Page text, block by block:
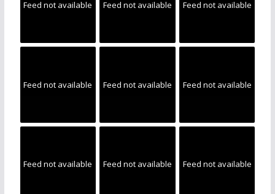
Feed not available Feed not available Feed not available
Feed not available Feed not available Feed not available
Feed not available Feed not available Feed not available